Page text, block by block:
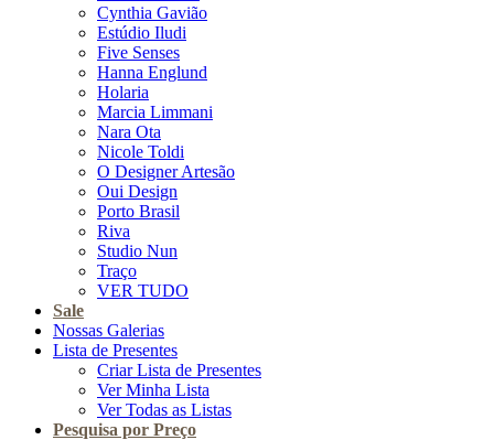
Cynthia Gavião
Estúdio Iludi
Five Senses
Hanna Englund
Holaria
Marcia Limmani
Nara Ota
Nicole Toldi
O Designer Artesão
Oui Design
Porto Brasil
Riva
Studio Nun
Traço
VER TUDO
Sale
Nossas Galerias
Lista de Presentes
Criar Lista de Presentes
Ver Minha Lista
Ver Todas as Listas
Pesquisa por Preço